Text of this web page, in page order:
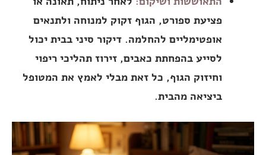
פציעת ספורט, הגוף זקוק למנוחה ולתנאים
אופטימליים להחלמה. דיקור סיני בבית יכול
לסייע בהפחתת כאבים, זירוז תהליכי ריפוי
וחיזוק הגוף, כל זאת מבלי לאמץ את המטופל
ביציאה מהבית.